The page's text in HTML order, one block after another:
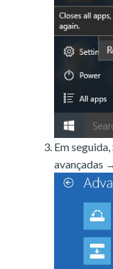
Em
avançadas